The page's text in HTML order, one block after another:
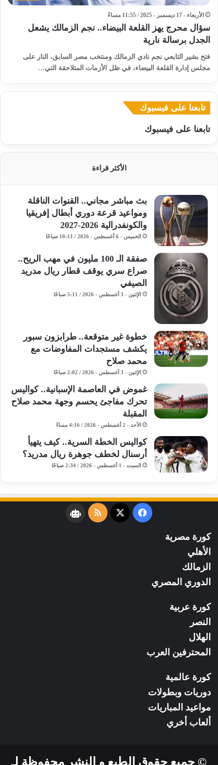
الأربعاء - 17 ديسمبر - 2025 / 11:55 مساءً
سؤال محرج يهز القلعة البيضاء.. نجم الزمالك يشعل
الجدل برسالة نارية
فتح بشير التابعي نجم نادي الزمالك ومنتخب مصر السابق، النار على
مجلس إدارة القلعة البيضاء، في ظل الأزمات المتلاحقة التي…
تابعنا على فيسبوك
تابعنا على فيسبوك
الأكثر قراءة
بث مباشر مجاني.. القنوات الناقلة
ومواعيد قرعة دوري أبطال إفريقيا
والكونفدرالية 2026-2027
الخميس - 6 أغسطس - 2026 / 10:11 صباحًا
صفقة الـ 100 مليون في مهب الريح..
صراع سري يوقف قطار ريال مدريد
الصيفي
الإثنين - 3 أغسطس - 2026 / 5:11 صباحًا
خطوة غير متوقعة.. طرابزون سبور
يكشف مستجدات المفاوضات مع
محمد صلاح
الإثنين - 3 أغسطس - 2026 / 2:02 صباحًا
غموض في العاصمة الإسبانية.. كواليس
تحرك مفاجئ يحسم وجهة محمد صلاح
المقبلة
الأحد - 2 أغسطس - 2026 / 4:16 مساءً
كواليس الخطة السرية.. كيف يتهيأ
أرسنال لخطف جوهرة ريال مدريد؟
السبت - 1 أغسطس - 2026 / 2:34 صباحًا
فيسبوك
‫X
ملخصنبض
كورة مصرية
الأهلي
الزمالك
الدوري المصري
كورة عربية
النصر
الهلال
المحترفين العرب
كورة عالمية
دوريات وبطولات
مواعيد المباريات
ألعاب أخري
© جميع حقوق الطبع و النشر محفوظة لـ